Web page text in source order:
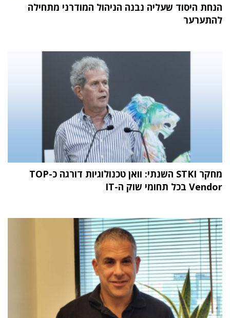
הנחת היסוד שעליה נבנה הניהול המודרני מתחילה
להתערער
מחקר STKI השנתי: וואן טכנולוגיות דורגה כ-TOP
Vendor בכל תחומי שוק ה-IT